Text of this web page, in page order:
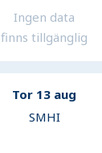
Ingen data
finns tillgänglig
Tor 13 aug
SMHI